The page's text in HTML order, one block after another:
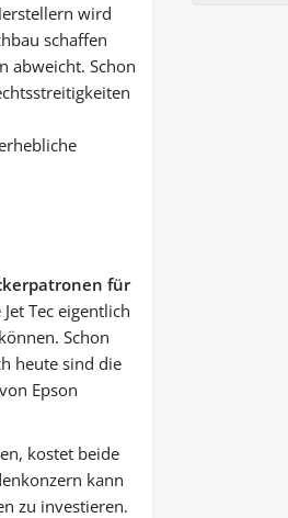
wird
schaffen
abweicht. Schon
für
Tec eigentlich
Schon
heute sind die
Epson
kostet beide
kann
zu investieren.